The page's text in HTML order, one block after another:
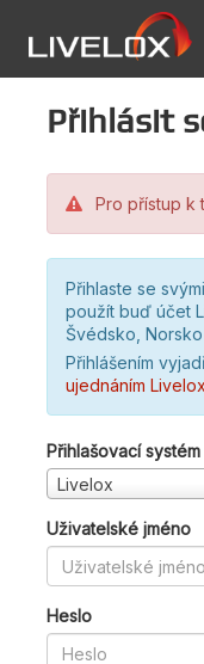
Přihlásit
Pro přístup k
Přihlaste se
použít buď účet
Švédsko,
Přihlášením
ujednáním Livelox
Přihlašovací systém
Livelox
Uživatelské jméno
Heslo